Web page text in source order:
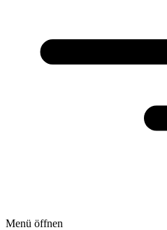
Menü öffnen